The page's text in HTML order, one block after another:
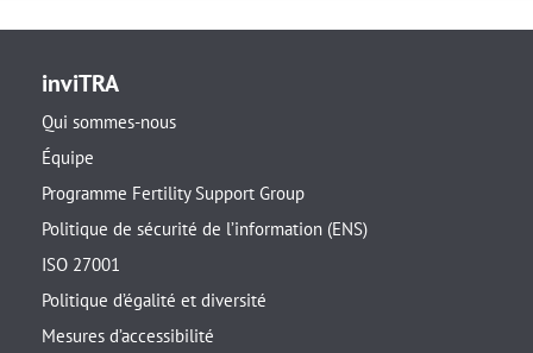
inviTRA
Qui sommes-nous
Équipe
Programme Fertility Support Group
Politique de sécurité de l’information (ENS)
ISO 27001
Politique d’égalité et diversité
Mesures d’accessibilité